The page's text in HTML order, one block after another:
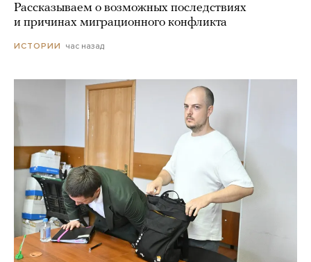
Рассказываем о возможных последствиях
и причинах миграционного конфликта
ИСТОРИИ час назад